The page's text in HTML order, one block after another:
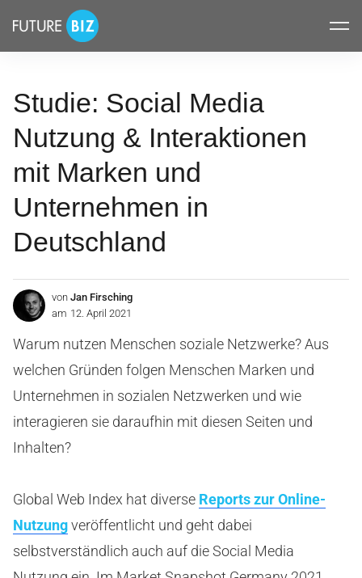
überspringen
FUTUREBIZ
Studie: Social Media
Nutzung & Interaktionen
mit Marken und
Unternehmen in
Deutschland
von Jan Firsching
am 12. April 2021
Warum nutzen Menschen soziale Netzwerke? Aus
welchen Gründen folgen Menschen Marken und
Unternehmen in sozialen Netzwerken und wie
interagieren sie daraufhin mit diesen Seiten und
Inhalten?
Global Web Index hat diverse Reports zur Online-
Nutzungveröffentlicht und geht dabei
selbstverständlich auch auf die Social Media